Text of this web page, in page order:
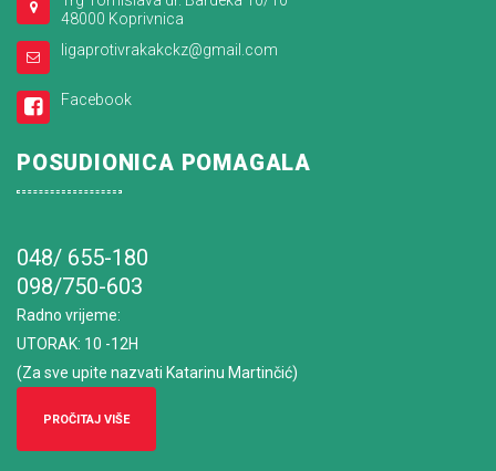
48000 Koprivnica
ligaprotivrakakckz@gmail.com
Facebook
POSUDIONICA POMAGALA
048/ 655-180
098/750-603
Radno vrijeme:
UTORAK: 10 -12H
(Za sve upite nazvati Katarinu Martinčić)
PROČITAJ VIŠE